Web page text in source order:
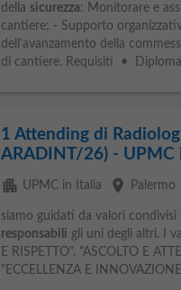
della sicurezza: Monitorare e
cantiere; - Supporto
dell'avanzamento della
di cantiere. Requisiti •
1 Attending di
ARADINT/26) - UPMC
apartment UPMC in Italia place Palermo
siamo guidati da valori
responsabili gli uni degli altri. I
E RISPETTO", "ASCOLTO E
"ECCELLENZA E